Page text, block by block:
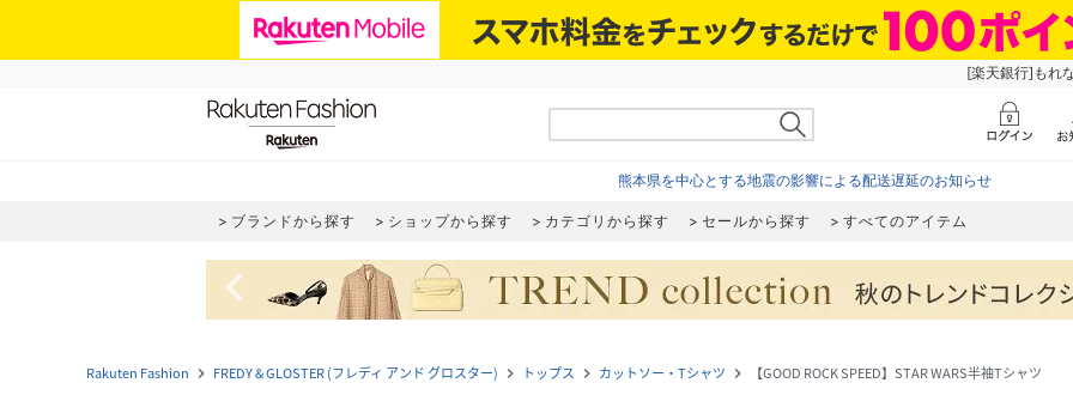
[楽天銀行]もれ
熊本県を中心とする地震の影響による配送遅延のお知らせ
ブランドから探す ショップから探す カテゴリから探す セールから探す すべてのアイテム
navigate_before
Rakuten Fashion navigate_next FREDY & GLOSTER (フレディ アンド グロスター) navigate_next トップス navigate_next カットソー・Tシャツ navigate_next 【GOOD ROCK SPEED】STAR WARS半袖Tシャツ